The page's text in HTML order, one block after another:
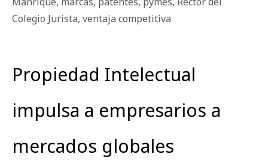
Colegio Jurista, ventaja competitiva
Propiedad Intelectual
impulsa a empresarios a
mercados globales